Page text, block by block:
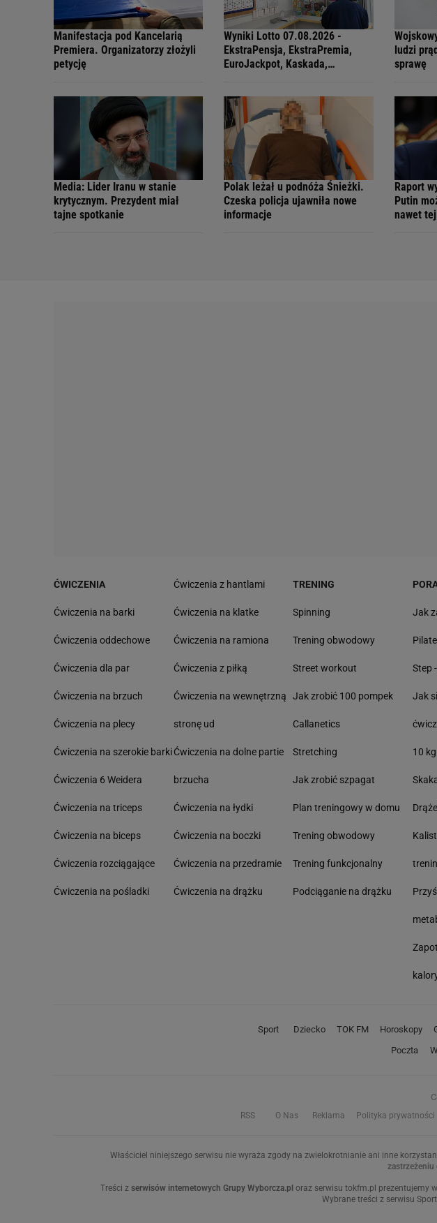
Manifestacja pod Kancelarią
Premiera. Organizatorzy złożyli
petycję
Wyniki Lotto 07.08.2026 -
EkstraPensja, EkstraPremia,
EuroJackpot, Kaskada,
ludzi
sprawę
Media: Lider Iranu w stanie
krytycznym. Prezydent miał
tajne spotkanie
Polak leżał u podnóża Śnieżki.
Czeska policja ujawniła nowe
informacje
Raport
Putin
nawet
ĆWICZENIA
Ćwiczenia na barki
Ćwiczenia oddechowe
Ćwiczenia dla par
Ćwiczenia na brzuch
Ćwiczenia na plecy
Ćwiczenia na szerokie barki
Ćwiczenia 6 Weidera
Ćwiczenia na triceps
Ćwiczenia na biceps
Ćwiczenia rozciągające
Ćwiczenia na pośladki
Ćwiczenia z hantlami
Ćwiczenia na klatke
Ćwiczenia na ramiona
Ćwiczenia z piłką
Ćwiczenia na wewnętrzną
stronę ud
Ćwiczenia na dolne partie
brzucha
Ćwiczenia na łydki
Ćwiczenia na boczki
Ćwiczenia na przedramie
Ćwiczenia na drążku
TRENING
Spinning
Trening obwodowy
Street workout
Jak zrobić 100 pompek
Callanetics
Stretching
Jak zrobić szpagat
Plan treningowy w domu
Trening obwodowy
Trening funkcjonalny
Podciąganie na drążku
Jak
Step
Jak
10
Sport Dziecko TOK FM Horoskopy
Poczta
RSS O Nas Reklama Polityka prywatności
Właściciel niniejszego serwisu nie wyraża zgody na zwielokrotnianie ani inne
zastrzeżeniu
Treści z serwisów internetowych Grupy Wyborcza.pl oraz serwisu tokfm.pl prezentujemy
Wybrane treści z serwisu